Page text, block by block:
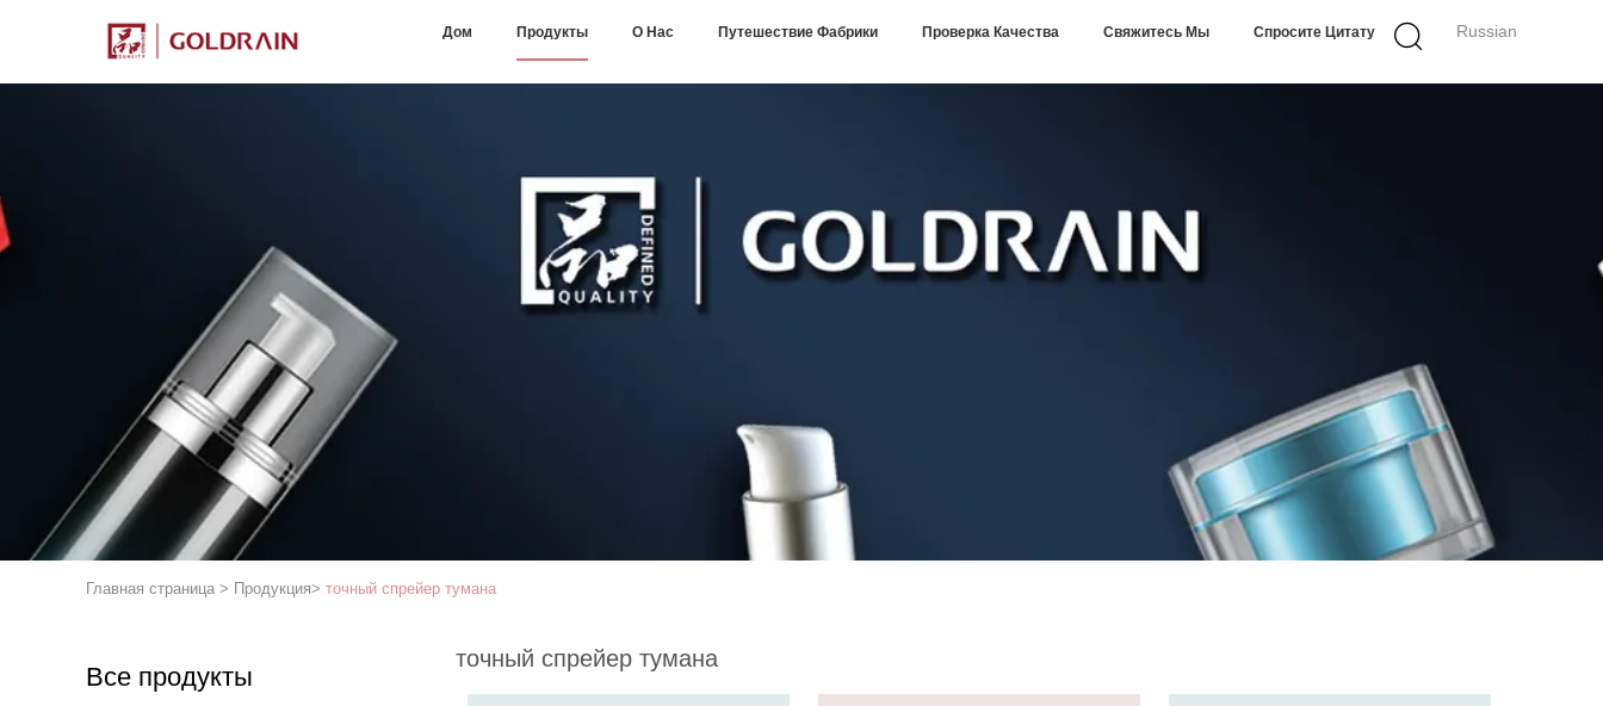
Russian
Дом Продукты О Нас Путешествие Фабрики Проверка Качества Свяжитесь Мы Спросите Цитату
Главная страница > Продукция> точный спрейер тумана
Все продукты
точный спрейер тумана